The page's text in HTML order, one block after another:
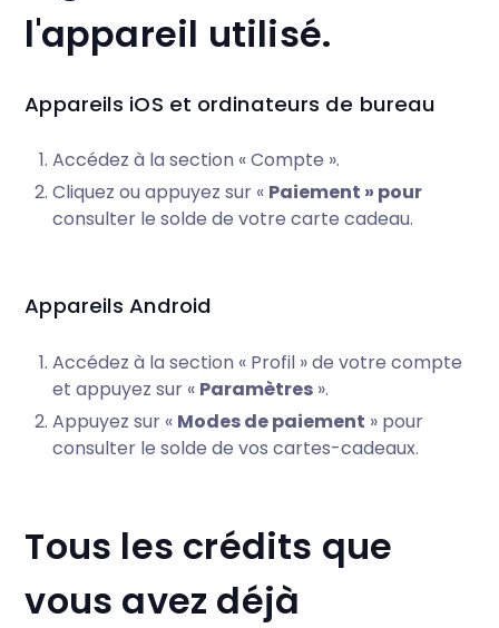
l'appareil utilisé.
Appareils iOS et ordinateurs de bureau
Accédez à la section « Compte ».
Cliquez ou appuyez sur « Paiement » pour
consulter le solde de votre carte cadeau.
Appareils Android
Accédez à la section « Profil » de votre compte
et appuyez sur « Paramètres ».
Appuyez sur « Modes de paiement » pour
consulter le solde de vos cartes-cadeaux.
Tous les crédits que
vous avez déjà